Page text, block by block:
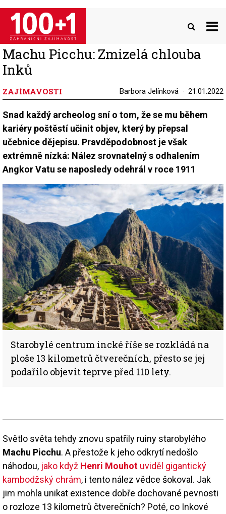
Přejít
hlavnímu
obsahu
Machu Picchu: Zmizelá chlouba
Inků
ZAJÍMAVOSTI Barbora Jelínková 21.01.2022
Snad každý archeolog sní o tom, že se mu během
kariéry poštěstí učinit objev, který by přepsal
učebnice dějepisu. Pravděpodobnost je však
extrémně nízká: Nález srovnatelný s odhalením
Angkor Vatu se naposledy odehrál v roce 1911
Starobylé centrum incké říše se rozkládá na
ploše 13 kilometrů čtverečních, přesto se jej
podařilo objevit teprve před 110 lety.
Světlo světa tehdy znovu spatřily ruiny starobylého
Machu Picchu. A přestože k jeho odkrytí nedošlo
náhodou, jako když Henri Mouhot uviděl gigantický
kambodžský chrám, i tento nález vědce šokoval. Jak
jim mohla unikat existence dobře dochované pevnosti
o rozloze 13 kilometrů čtverečních? Poté, co Inkové